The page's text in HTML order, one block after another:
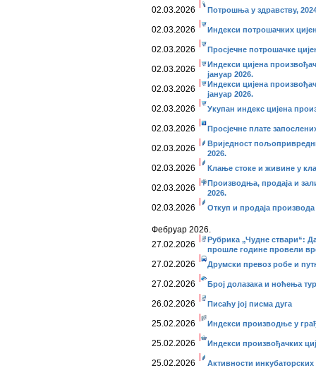
02.03.2026 Потрошња у здрaвству,
02.03.2026 Индекси потрошачких
02.03.2026 Просјечне потрошачке
02.03.2026
Индекси цијена
јануар 2026.
02.03.2026
Индекси цијена
јануар 2026.
02.03.2026 Укупан индекс цијена
02.03.2026 Просјечне плате
02.03.2026
Вриједност
2026.
02.03.2026 Клање стоке и живине у
02.03.2026
Производња, продаја и
2026.
02.03.2026 Откуп и продаја
Фебруар 2026.
27.02.2026
Рубрика „Чудне ствари“:
прошле године провели
27.02.2026 Друмски превоз робе и
27.02.2026 Број долазака и ноћења
26.02.2026 Писаћу јој писма дуга
25.02.2026 Индекси производње у
25.02.2026 Индекси произвођачких
25.02.2026 Активности инкубаторских